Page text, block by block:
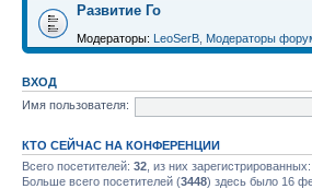
Развитие Го
Модераторы: LeoSerB Модераторы
ВХОД
Имя пользователя:
КТО СЕЙЧАС НА КОНФЕРЕНЦИИ
Всего посетителей: 32 , из них
Больше всего посетителей (3448) здесь было 16